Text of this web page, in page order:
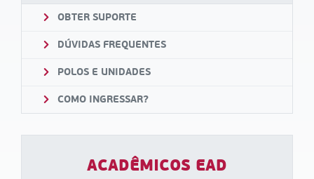
OBTER SUPORTE
DÚVIDAS FREQUENTES
POLOS E UNIDADES
COMO INGRESSAR?
ACADÊMICOS EAD